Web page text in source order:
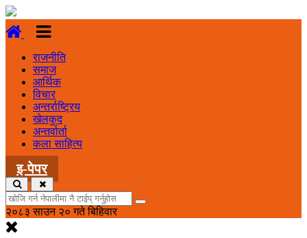
राजनीति
समाज
आर्थिक
विचार
अन्तर्राष्ट्रिय
खेलकुद
अन्तर्वार्ता
कला साहित्य
इ-पेपर
२०८३ साउन २० गते बिहिवार